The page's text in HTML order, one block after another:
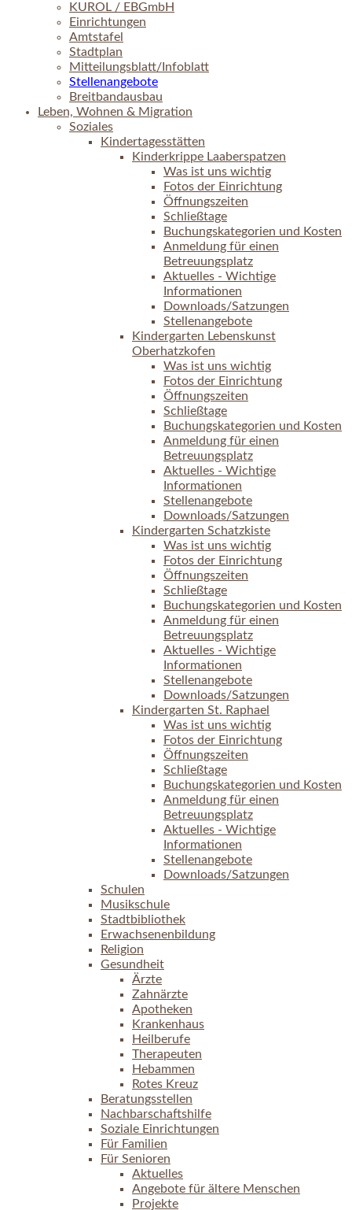
KUROL / EBGmbH
Einrichtungen
Amtstafel
Stadtplan
Mitteilungsblatt/Infoblatt
Stellenangebote
Breitbandausbau
Leben, Wohnen & Migration
Soziales
Kindertagesstätten
Kinderkrippe Laaberspatzen
Was ist uns wichtig
Fotos der Einrichtung
Öffnungszeiten
Schließtage
Buchungskategorien und Kosten
Anmeldung für einen
Betreuungsplatz
Aktuelles - Wichtige
Informationen
Downloads/Satzungen
Stellenangebote
Kindergarten Lebenskunst
Oberhatzkofen
Was ist uns wichtig
Fotos der Einrichtung
Öffnungszeiten
Schließtage
Buchungskategorien und Kosten
Anmeldung für einen
Betreuungsplatz
Aktuelles - Wichtige
Informationen
Stellenangebote
Downloads/Satzungen
Kindergarten Schatzkiste
Was ist uns wichtig
Fotos der Einrichtung
Öffnungszeiten
Schließtage
Buchungskategorien und Kosten
Anmeldung für einen
Betreuungsplatz
Aktuelles - Wichtige
Informationen
Stellenangebote
Downloads/Satzungen
Kindergarten St. Raphael
Was ist uns wichtig
Fotos der Einrichtung
Öffnungszeiten
Schließtage
Buchungskategorien und Kosten
Anmeldung für einen
Betreuungsplatz
Aktuelles - Wichtige
Informationen
Stellenangebote
Downloads/Satzungen
Schulen
Musikschule
Stadtbibliothek
Erwachsenenbildung
Religion
Gesundheit
Ärzte
Zahnärzte
Apotheken
Krankenhaus
Heilberufe
Therapeuten
Hebammen
Rotes Kreuz
Beratungsstellen
Nachbarschaftshilfe
Soziale Einrichtungen
Für Familien
Für Senioren
Aktuelles
Angebote für ältere Menschen
Projekte